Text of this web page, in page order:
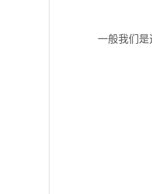
一般我们是